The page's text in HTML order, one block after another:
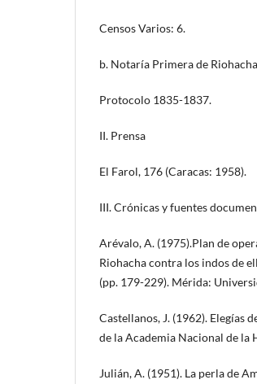
Censos Varios: 6.
b. Notaría Primera de Riohacha
Protocolo 1835-1837.
II. Prensa
El Farol, 176 (Caracas: 1958).
III. Crónicas y fuentes
Arévalo, A. (1975).Plan de
Riohacha contra los indos de
(pp. 179-229). Mérida:
Castellanos, J. (1962). Elegías
de la Academia Nacional de la
Julián, A. (1951). La perla de